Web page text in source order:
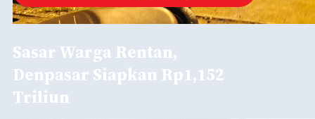
Sasar Warga Rentan,
Denpasar Siapkan Rp1,152
Triliun